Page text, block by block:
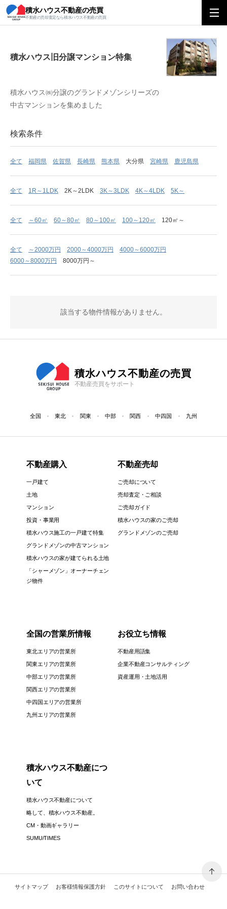
積水ハウス不動産の売買
不動産の売却査定なら積水ハウス不動産の売買
積水ハウス旧分譲マンション特集
積水ハウス旧分譲マンション特集
積水ハウス㈱分譲のグランドメゾンシリーズの
中古マンションを集めました
検索条件
全て 福岡県 佐賀県 長崎県 熊本県 大分県 宮崎県 鹿児島県
全て 1R～1LDK 2K～2LDK 3K～3LDK 4K～4LDK 5K～
全て ～60㎡ 60～80㎡ 80～100㎡ 100～120㎡ 120㎡～
全て ～2000万円 2000～4000万円
4000～6000万円
6000～8000万円
8000万円～
該当する物件情報がありません。
積水ハウス不動産の売買
不動産売買をサポート
全国 東北 関東 中部 関西 中四国 九州
不動産購入
一戸建て
土地
マンション
投資・事業用
積水ハウス施工の一戸建て特集
グランドメゾンの中古マンション
積水ハウスの家が建てられる土地
「シャーメゾン」オーナーチェン
ジ物件
不動産売却
ご売却について
売却査定・ご相談
ご売却ガイド
積水ハウスの家のご売却
グランドメゾンのご売却
全国の営業所情報
東北エリアの営業所
関東エリアの営業所
中部エリアの営業所
関西エリアの営業所
中四国エリアの営業所
九州エリアの営業所
お役立ち情報
不動産用語集
企業不動産コンサルティング
資産運用・土地活用
積水ハウス不動産につ
いて
積水ハウス不動産について
略して、積水ハウス不動産。
CM・動画ギャラリー
SUMU/TIMES
サイトマップ お客様情報保護方針 このサイトについて お問い合わせ